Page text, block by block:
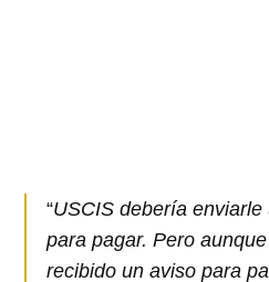
“USCIS debería
para pagar. Pero
recibido un aviso para